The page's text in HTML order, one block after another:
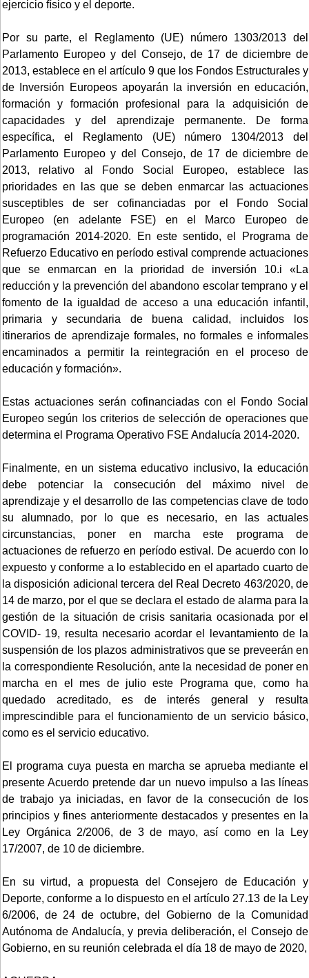
ejercicio físico y el deporte.
Por su parte, el Reglamento (UE) número 1303/2013 del
Parlamento Europeo y del Consejo, de 17 de diciembre de
2013, establece en el artículo 9 que los Fondos Estructurales y
de Inversión Europeos apoyarán la inversión en educación,
formación y formación profesional para la adquisición de
capacidades y del aprendizaje permanente. De forma
específica, el Reglamento (UE) número 1304/2013 del
Parlamento Europeo y del Consejo, de 17 de diciembre de
2013, relativo al Fondo Social Europeo, establece las
prioridades en las que se deben enmarcar las actuaciones
susceptibles de ser cofinanciadas por el Fondo Social
Europeo (en adelante FSE) en el Marco Europeo de
programación 2014-2020. En este sentido, el Programa de
Refuerzo Educativo en período estival comprende actuaciones
que se enmarcan en la prioridad de inversión 10.i «La
reducción y la prevención del abandono escolar temprano y el
fomento de la igualdad de acceso a una educación infantil,
primaria y secundaria de buena calidad, incluidos los
itinerarios de aprendizaje formales, no formales e informales
encaminados a permitir la reintegración en el proceso de
educación y formación».
Estas actuaciones serán cofinanciadas con el Fondo Social
Europeo según los criterios de selección de operaciones que
determina el Programa Operativo FSE Andalucía 2014-2020.
Finalmente, en un sistema educativo inclusivo, la educación
debe potenciar la consecución del máximo nivel de
aprendizaje y el desarrollo de las competencias clave de todo
su alumnado, por lo que es necesario, en las actuales
circunstancias, poner en marcha este programa de
actuaciones de refuerzo en período estival. De acuerdo con lo
expuesto y conforme a lo establecido en el apartado cuarto de
la disposición adicional tercera del Real Decreto 463/2020, de
14 de marzo, por el que se declara el estado de alarma para la
gestión de la situación de crisis sanitaria ocasionada por el
COVID- 19, resulta necesario acordar el levantamiento de la
suspensión de los plazos administrativos que se preveerán en
la correspondiente Resolución, ante la necesidad de poner en
marcha en el mes de julio este Programa que, como ha
quedado acreditado, es de interés general y resulta
imprescindible para el funcionamiento de un servicio básico,
como es el servicio educativo.
El programa cuya puesta en marcha se aprueba mediante el
presente Acuerdo pretende dar un nuevo impulso a las líneas
de trabajo ya iniciadas, en favor de la consecución de los
principios y fines anteriormente destacados y presentes en la
Ley Orgánica 2/2006, de 3 de mayo, así como en la Ley
17/2007, de 10 de diciembre.
En su virtud, a propuesta del Consejero de Educación y
Deporte, conforme a lo dispuesto en el artículo 27.13 de la Ley
6/2006, de 24 de octubre, del Gobierno de la Comunidad
Autónoma de Andalucía, y previa deliberación, el Consejo de
Gobierno, en su reunión celebrada el día 18 de mayo de 2020,